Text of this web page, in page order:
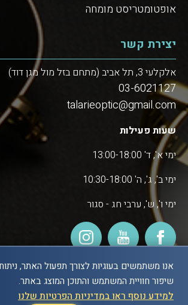
אופטומטריסט מומחה
יצירת קשר
אלקלעי 3, תל אביב (מתחם בזל מול מגן דוד)
03-6021127
talarieoptic@gmail.com
שעות פעילות
ימי א', ד' 13:00-18:00
ימי ב', ג', ה' 10:30-18:00
ימי ו', ש', ערבי חג - סגור
POWERED BY
אנו משתמשים בעוגיות לצורך תפעול האתר,
שיפור חוויית המשתמש והתוכן המוצג באתר.
למידע נוסף ראו במדיניות הפרטיות שלנו